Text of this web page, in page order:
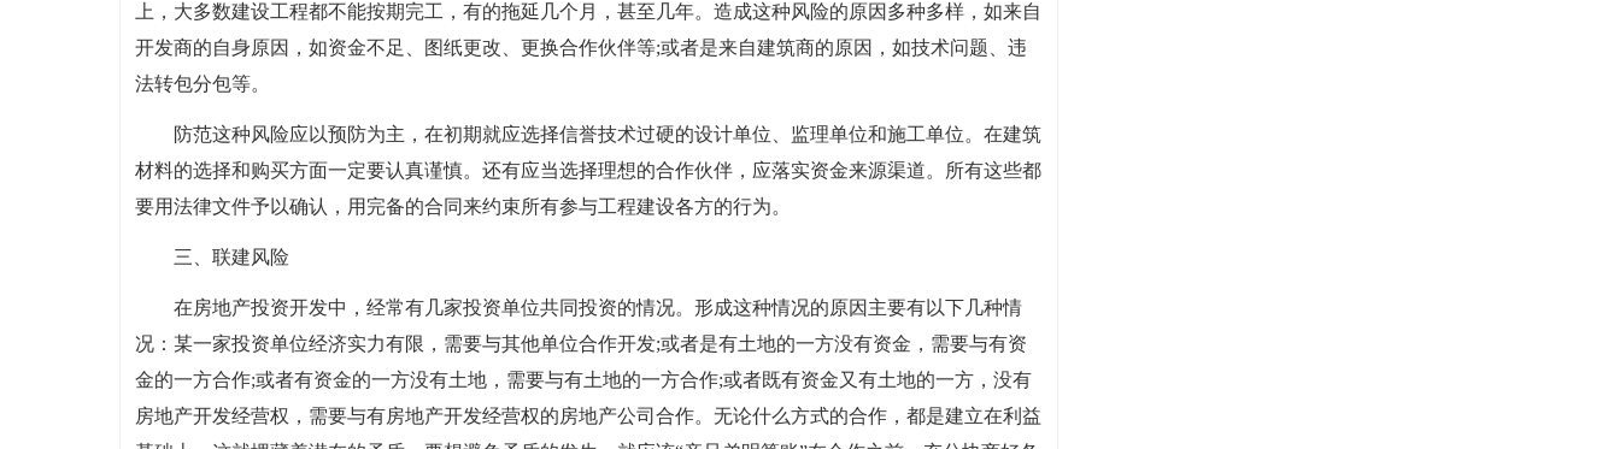
上，大多数建设工程都不能按期完工，有的拖延几个月，甚至几年。造成这种风险的原因多种多样，如来自
开发商的自身原因，如资金不足、图纸更改、更换合作伙伴等;或者是来自建筑商的原因，如技术问题、违
法转包分包等。
防范这种风险应以预防为主，在初期就应选择信誉技术过硬的设计单位、监理单位和施工单位。在建筑
材料的选择和购买方面一定要认真谨慎。还有应当选择理想的合作伙伴，应落实资金来源渠道。所有这些都
要用法律文件予以确认，用完备的合同来约束所有参与工程建设各方的行为。
三、联建风险
在房地产投资开发中，经常有几家投资单位共同投资的情况。形成这种情况的原因主要有以下几种情
况：某一家投资单位经济实力有限，需要与其他单位合作开发;或者是有土地的一方没有资金，需要与有资
金的一方合作;或者有资金的一方没有土地，需要与有土地的一方合作;或者既有资金又有土地的一方，没有
房地产开发经营权，需要与有房地产开发经营权的房地产公司合作。无论什么方式的合作，都是建立在利益